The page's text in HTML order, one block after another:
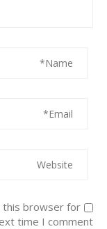
this browser for
time I comment.